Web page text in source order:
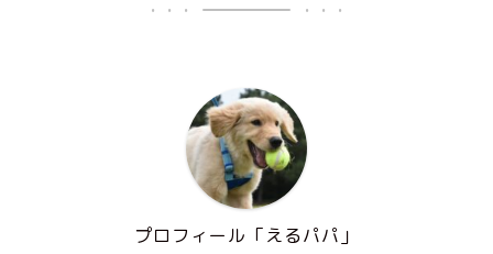
プロフィール「えるパパ」